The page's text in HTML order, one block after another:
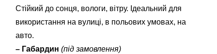
Стійкий до сонця, вологи, вітру. Ідеальний для
використання на вулиці, в польових умовах, на
авто.
– Габардин (під замовлення)